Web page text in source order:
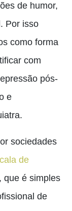
de humor,
Por isso
como forma
com
pós-
e
sociedades
de
, que é simples
de